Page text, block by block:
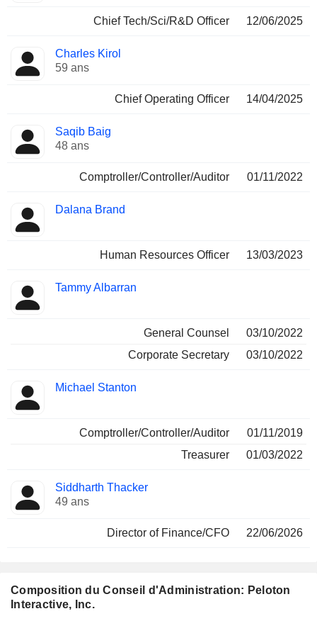
Chief Tech/Sci/R&D Officer 12/06/2025
Charles Kirol
59 ans
Chief Operating Officer 14/04/2025
Saqib Baig
48 ans
Comptroller/Controller/Auditor 01/11/2022
Dalana Brand
Human Resources Officer 13/03/2023
Tammy Albarran
General Counsel
03/10/2022
Corporate Secretary
03/10/2022
Michael Stanton
Comptroller/Controller/Auditor
01/11/2019
Treasurer
01/03/2022
Siddharth Thacker
49 ans
Director of Finance/CFO 22/06/2026
Composition du Conseil d'Administration: Peloton
Interactive, Inc.